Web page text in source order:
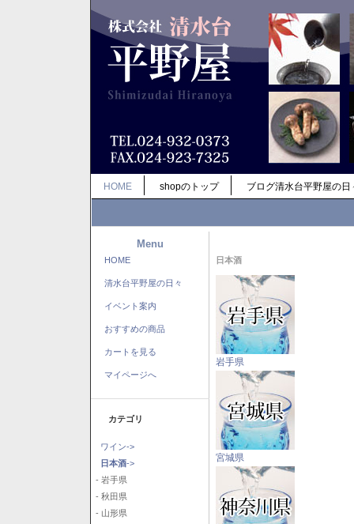
HOME shopのトップ ブログ清水台平野屋の日
Menu
HOME
清水台平野屋の日々
イベント案内
おすすめの商品
カートを見る
マイページへ
カテゴリ
ワイン->
日本酒->
- 岩手県
- 秋田県
- 山形県
日本酒
岩手県
宮城県